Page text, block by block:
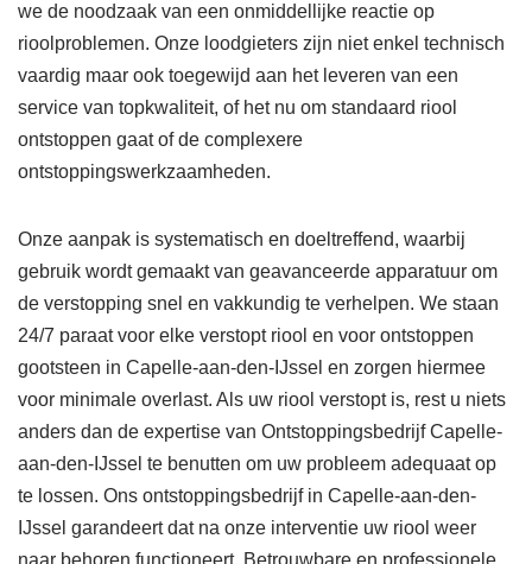
we de noodzaak van een onmiddellijke reactie op
rioolproblemen. Onze loodgieters zijn niet enkel technisch
vaardig maar ook toegewijd aan het leveren van een
service van topkwaliteit, of het nu om standaard riool
ontstoppen gaat of de complexere
ontstoppingswerkzaamheden.
Onze aanpak is systematisch en doeltreffend, waarbij
gebruik wordt gemaakt van geavanceerde apparatuur om
de verstopping snel en vakkundig te verhelpen. We staan
24/7 paraat voor elke verstopt riool en voor ontstoppen
gootsteen in Capelle-aan-den-IJssel en zorgen hiermee
voor minimale overlast. Als uw riool verstopt is, rest u niets
anders dan de expertise van Ontstoppingsbedrijf Capelle-
aan-den-IJssel te benutten om uw probleem adequaat op
te lossen. Ons ontstoppingsbedrijf in Capelle-aan-den-
IJssel garandeert dat na onze interventie uw riool weer
naar behoren functioneert. Betrouwbare en professionele